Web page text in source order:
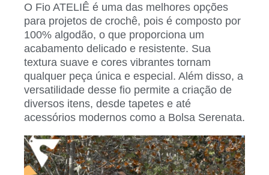
O Fio ATELIÊ é uma das melhores opções
para projetos de crochê, pois é composto por
100% algodão, o que proporciona um
acabamento delicado e resistente. Sua
textura suave e cores vibrantes tornam
qualquer peça única e especial. Além disso, a
versatilidade desse fio permite a criação de
diversos itens, desde tapetes e até
acessórios modernos como a Bolsa Serenata.